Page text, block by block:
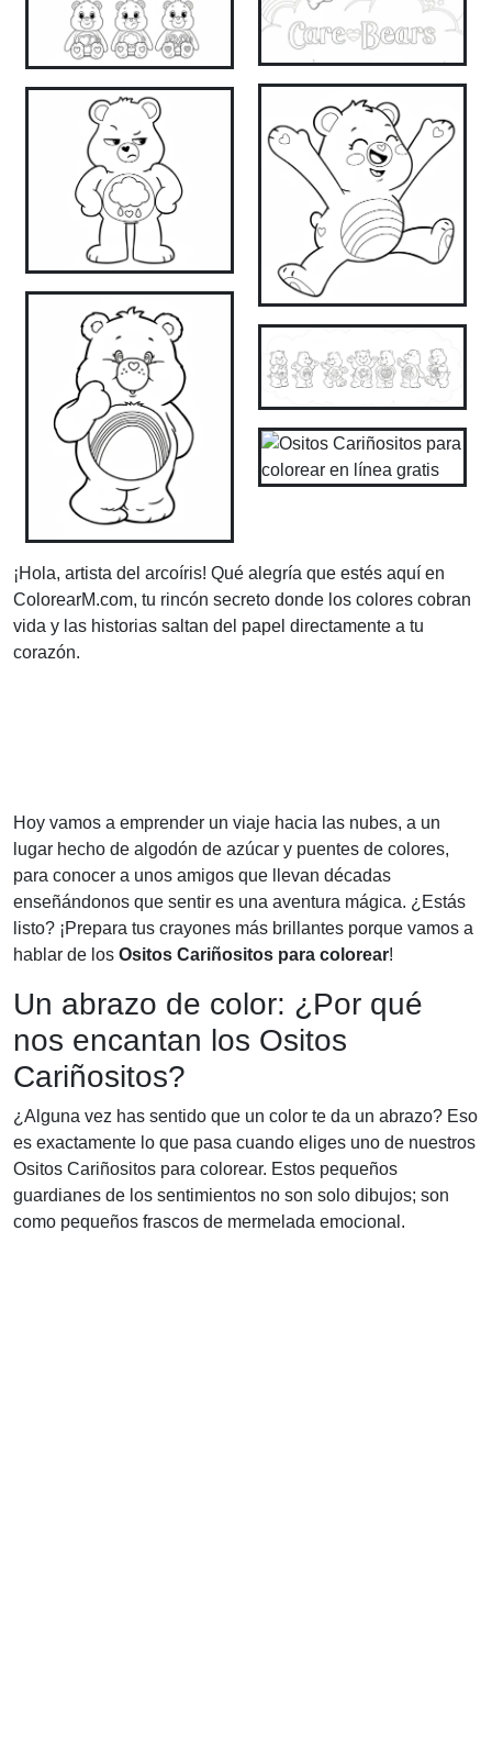
¡Hola, artista del arcoíris! Qué alegría que estés aquí en
ColorearM.com, tu rincón secreto donde los colores cobran
vida y las historias saltan del papel directamente a tu
corazón.
Hoy vamos a emprender un viaje hacia las nubes, a un
lugar hecho de algodón de azúcar y puentes de colores,
para conocer a unos amigos que llevan décadas
enseñándonos que sentir es una aventura mágica. ¿Estás
listo? ¡Prepara tus crayones más brillantes porque vamos a
hablar de los Ositos Cariñositos para colorear!
Un abrazo de color: ¿Por qué
nos encantan los Ositos
Cariñositos?
¿Alguna vez has sentido que un color te da un abrazo? Eso
es exactamente lo que pasa cuando eliges uno de nuestros
Ositos Cariñositos para colorear. Estos pequeños
guardianes de los sentimientos no son solo dibujos; son
como pequeños frascos de mermelada emocional.